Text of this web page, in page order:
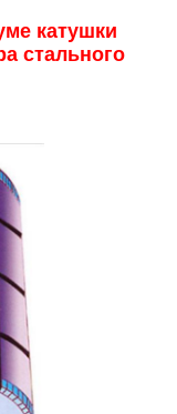
катушки
стального